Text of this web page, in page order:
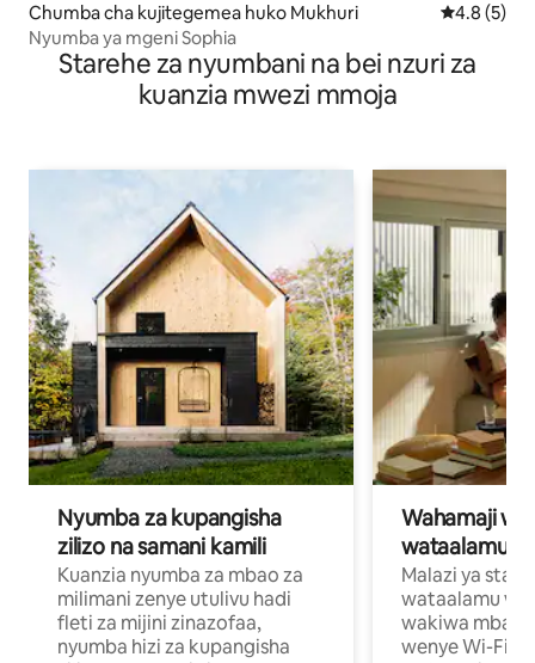
Chumba cha kujitegemea huko Mukhuri Ukadiriaji
4.8 (5)
Nyumba ya mgeni Sophia
Starehe za nyumbani na bei nzuri za
kuanzia mwezi mmoja
Nyumba za kupangisha
zilizo na samani kamili
Kuanzia nyumba za mbao za
milimani zenye utulivu hadi
fleti za mijini zinazofaa,
nyumba hizi za kupangisha
Wahamaji
wataalamu
Malazi ya
wataalamu
wakiwa mbali
wenye Wi-Fi